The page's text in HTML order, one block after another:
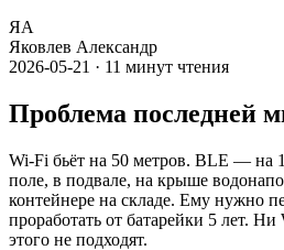
ЯА
Яковлев Александр
2026-05-21 · 11 минут чтения
Проблема последней
Wi-Fi бьёт на 50 метров. BLE — на
поле, в подвале, на крыше
контейнере на складе. Ему нужно
проработать от батарейки 5 лет.
этого не подходят.